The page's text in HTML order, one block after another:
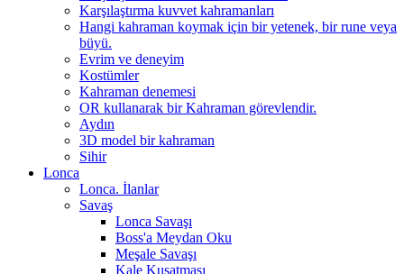
Karşılaştırma kuvvet kahramanları
Hangi kahraman koymak için bir yetenek, bir rune veya
büyü.
Evrim ve deneyim
Kostümler
Kahraman denemesi
OR kullanarak bir Kahraman görevlendir.
Aydın
3D model bir kahraman
Sihir
Lonca
Lonca. İlanlar
Savaş
Lonca Savaşı
Boss'a Meydan Oku
Meşale Savaşı
Kale Kuşatması